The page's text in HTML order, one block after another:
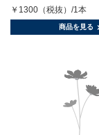
￥1300（税抜）/1本
商品を見る